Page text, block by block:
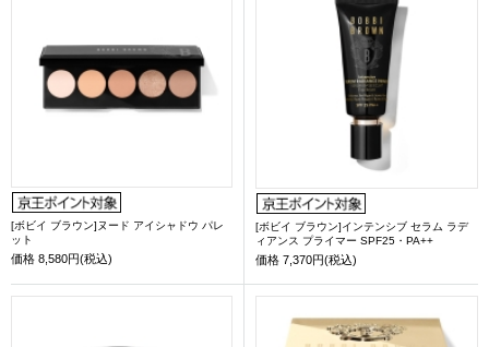
[ボビイ ブラウン]ヌード アイシャドウ パレ
ット
価格 8,580円(税込)
[ボビイ ブラウン]インテンシブ セラム ラデ
ィアンス プライマー SPF25・PA++
価格 7,370円(税込)